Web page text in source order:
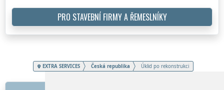
PRO STAVEBNÍ FIRMY A ŘEMESLNÍKY
EXTRA SERVICES Česká republika Úklid po rekonstrukci